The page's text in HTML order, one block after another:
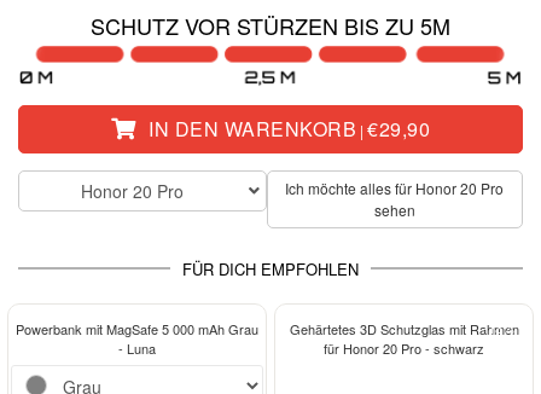
SCHUTZ VOR STÜRZEN BIS ZU 5M
IN DEN WARENKORB | €29,90
Honor 20 Pro
Ich möchte alles für Honor 20 Pro
sehen
FÜR DICH EMPFOHLEN
Powerbank mit MagSafe 5 000 mAh Grau
- Luna
-13%
Gehärtetes 3D Schutzglas mit Rahmen
für Honor 20 Pro - schwarz